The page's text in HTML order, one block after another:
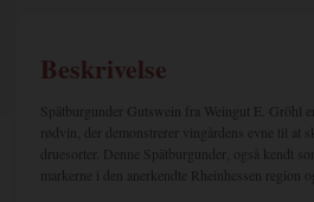
Beskrivelse
Spätburgunder Gutswein fra Weingut E. Gröhl er
rødvin, der demonstrerer vingårdens evne til at
druesorter. Denne Spätburgunder, også kendt
markerne i den anerkendte Rheinhessen region